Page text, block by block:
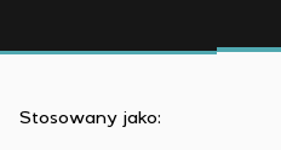
Usługi doradcze
późniejszą certyfikacją
Staż
Stosowany jako: